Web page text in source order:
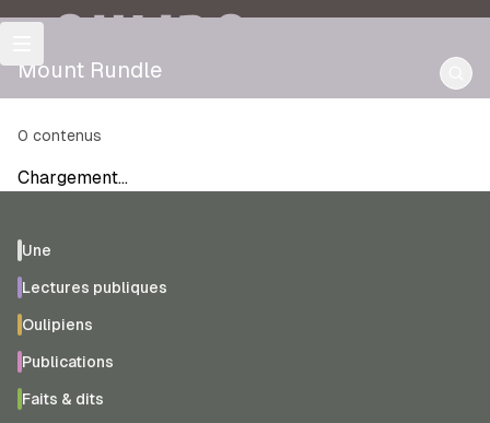
OULIPO
Mount Rundle
0 contenus
Chargement…
Une
Lectures publiques
Oulipiens
Publications
Faits & dits